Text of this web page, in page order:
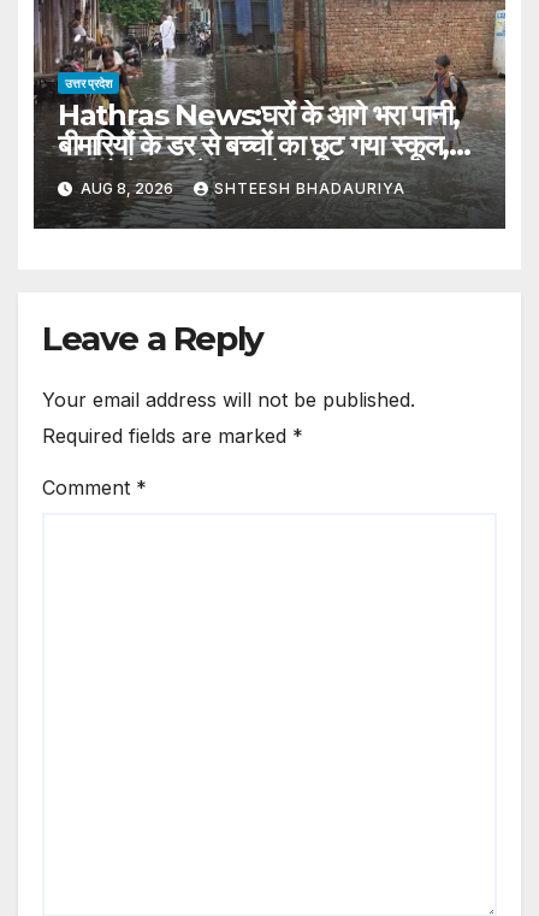
उत्तर प्रदेश
Hathras News:घरों के आगे भरा पानी,
बीमारियों के डर से बच्चों का छूट गया स्कूल,
मकानो में घुस रहे जहरीले कीड़े – Water
Filled In The Street Of Village
Baghana
AUG 8, 2026 SHTEESH BHADAURIYA
Leave a Reply
Your email address will not be published.
Required fields are marked *
Comment *